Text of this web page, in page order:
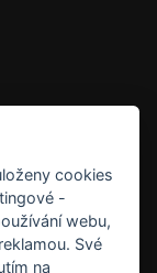
cookies
-
webu,
Své
na